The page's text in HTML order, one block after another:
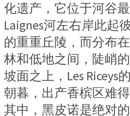
化遗产，它位于河谷
Laignes河左右岸此起
的重重丘陵，而分布
林和低地之间，陡峭
坡面之上，Les Riceys
朝暮，出产香槟区难
其中，黑皮诺是绝对的